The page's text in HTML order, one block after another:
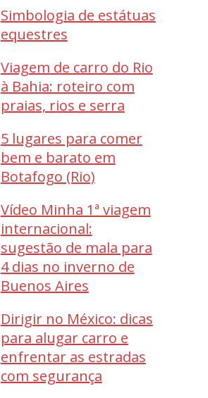
Simbologia de estátuas
equestres
Viagem de carro do Rio
à Bahia: roteiro com
praias, rios e serra
5 lugares para comer
bem e barato em
Botafogo (Rio)
Vídeo Minha 1ª viagem
internacional:
sugestão de mala para
4 dias no inverno de
Buenos Aires
Dirigir no México: dicas
para alugar carro e
enfrentar as estradas
com segurança